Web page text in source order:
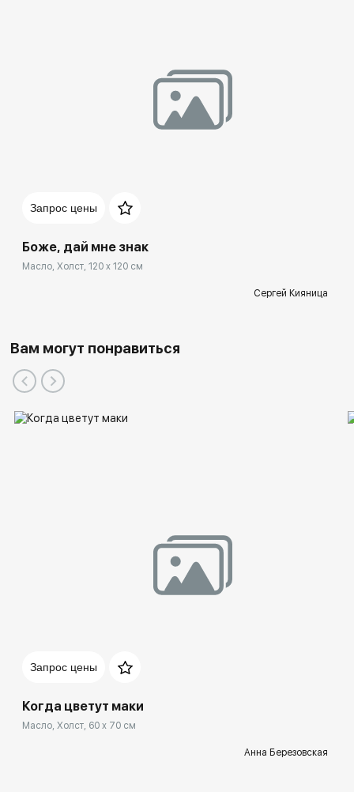
Запрос цены
Боже, дай мне знак
Масло, Холст, 120 x 120 см
Сергей Кияница
Вам могут понравиться
Запрос цены
Когда цветут маки
Масло, Холст, 60 x 70 см
Анна Березовская